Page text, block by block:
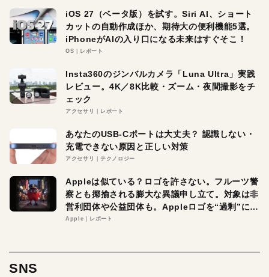
iOS 27（ベータ版）を試す。Siri AI、ショート
カットの自動作成ほか、期待大の便利機能5選。
iPhoneがAIの入り口になる未来はすぐそこ！
OS レポート
Insta360のジンバルカメラ「Luna Ultra」実践
レビュー。4K／8K比較・ズーム・夜間撮影をチ
ェック
アクセサリ レポート
あなたのUSB-Cポートは大丈夫？ 認識しない・
充電できない原因と正しい対策
アクセサリ テクノロジー
Appleは似ている？ロゴを許さない。フルーツ警
察とも揶揄される膨大な異議申し立て。対象は非
営利団体や公益団体も。Appleロゴを“過剰”に守
る理由とは
Apple レポート
SNS